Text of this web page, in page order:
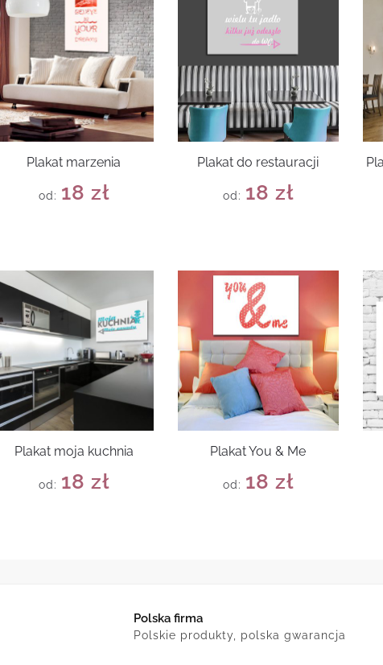
Plakat marzenia
od: 18 zł
Plakat do restauracji
od: 18 zł
Plakat moja kuchnia
od: 18 zł
Plakat You & Me
od: 18 zł
Polska firma
Polskie produkty, polska gwarancja